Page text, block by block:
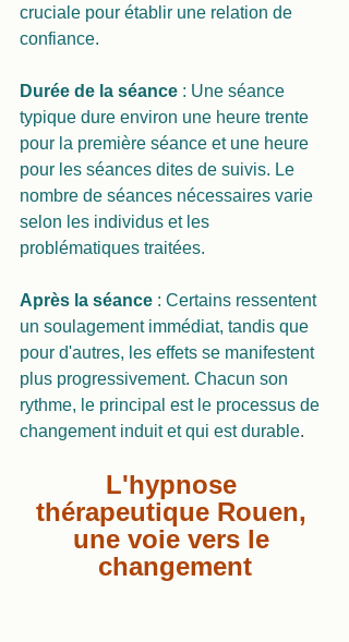
cruciale pour établir une relation de
confiance.
Durée de la séance : Une séance
typique dure environ une heure trente
pour la première séance et une heure
pour les séances dites de suivis. Le
nombre de séances nécessaires varie
selon les individus et les
problématiques traitées.
Après la séance : Certains ressentent
un soulagement immédiat, tandis que
pour d'autres, les effets se manifestent
plus progressivement. Chacun son
rythme, le principal est le processus de
changement induit et qui est durable.
L'hypnose
thérapeutique Rouen,
une voie vers le
changement